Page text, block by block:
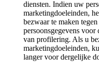
diensten. Indien uw
marketingdoeleinden,
bezwaar te maken
persoonsgegevens
van profilering. Als u
marketingdoeleinden,
langer voor dergelijke